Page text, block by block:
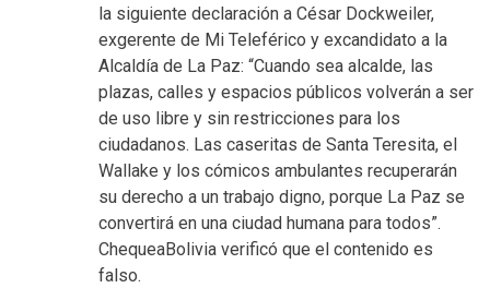
la siguiente declaración a César Dockweiler,
exgerente de Mi Teleférico y excandidato a la
Alcaldía de La Paz: “Cuando sea alcalde, las
plazas, calles y espacios públicos volverán a ser
de uso libre y sin restricciones para los
ciudadanos. Las caseritas de Santa Teresita, el
Wallake y los cómicos ambulantes recuperarán
su derecho a un trabajo digno, porque La Paz se
convertirá en una ciudad humana para todos”.
ChequeaBolivia verificó que el contenido es
falso.